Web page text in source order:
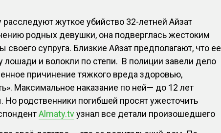
жуткое убийство 32-летней Айзат
родных девушки, она подверглась жестоким
своего супруга. Близкие Айзат предполагают, что ее
лошади и волокли по степи. В полиции завели дело
причинение тяжкого вреда здоровью,
Максимальное наказание по ней— до 12 лет
родственники погибшей просят ужесточить
Almaty.tvузнал все детали произошедшего